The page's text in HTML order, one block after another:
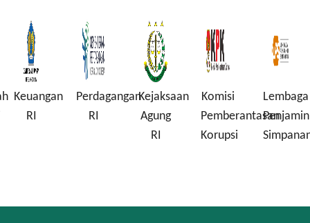
Keuangan
RI
Perdagangan
RI
Kejaksaan
Agung
RI
Komisi
Pemberantasan
Korupsi
Lembaga
Penjamin